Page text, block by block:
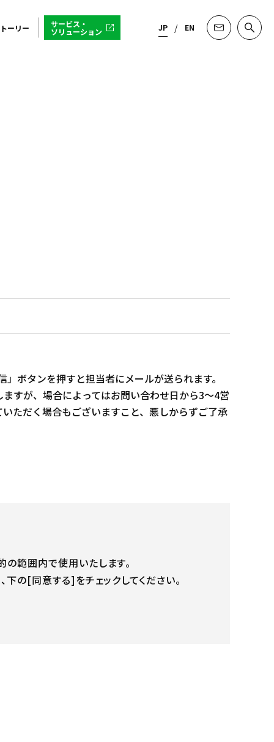
ーリー サービス・
ソリューション JP EN
ボタンを押すと担当者にメールが送られます。
すが、場合によってはお問い合わせ日から3～4営
ただく場合もございますこと、悪しからずご了承
の範囲内で使用いたします。
の[同意する]をチェックしてください。